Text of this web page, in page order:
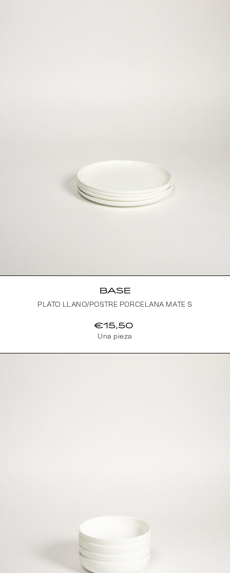
BASE
PLATO LLANO/POSTRE PORCELANA MATE S
€15,50
Una pieza